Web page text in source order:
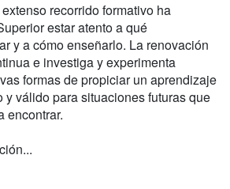
recorrido formativo ha
estar atento a qué
y a cómo enseñarlo. La renovación
e investiga y experimenta
formas de propiciar un aprendizaje
y válido para situaciones futuras que
encontrar.